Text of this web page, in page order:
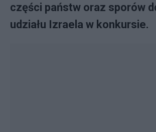
części państw oraz sporów
udziału Izraela w konkursie.